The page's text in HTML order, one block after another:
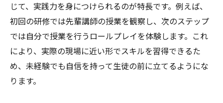
じて、実践力を身につけられるのが特長です。例えば、
初回の研修では先輩講師の授業を観察し、次のステップ
では自分で授業を行うロールプレイを体験します。これ
により、実際の現場に近い形でスキルを習得できるた
め、未経験でも自信を持って生徒の前に立てるようにな
ります。